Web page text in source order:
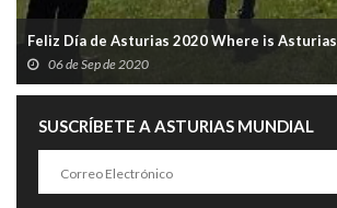
Feliz Día de Asturias 2020 Where is Asturias
06 de Sep de 2020
SUSCRÍBETE A ASTURIAS MUNDIAL